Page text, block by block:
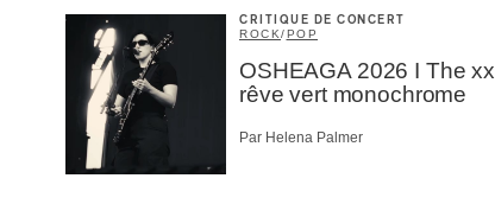
CRITIQUE DE CONCERT
ROCK/POP
OSHEAGA 2026 I The xx
rêve vert monochrome
Par Helena Palmer